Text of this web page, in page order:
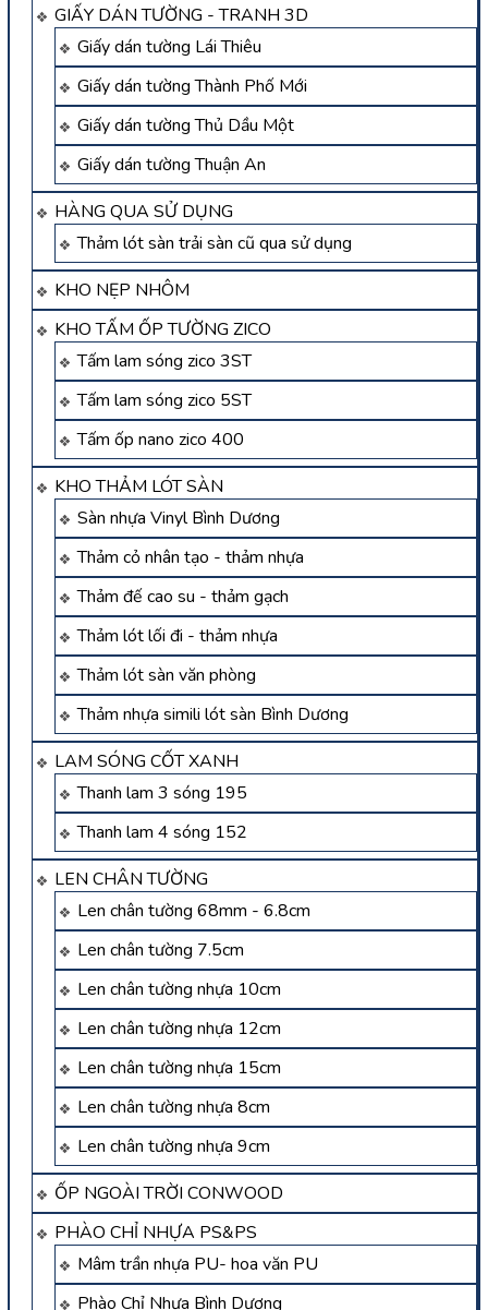
GIẤY DÁN TƯỜNG - TRANH 3D
Giấy dán tường Lái Thiêu
Giấy dán tường Thành Phố Mới
Giấy dán tường Thủ Dầu Một
Giấy dán tường Thuận An
HÀNG QUA SỬ DỤNG
Thảm lót sàn trải sàn cũ qua sử dụng
KHO NẸP NHÔM
KHO TẤM ỐP TƯỜNG ZICO
Tấm lam sóng zico 3ST
Tấm lam sóng zico 5ST
Tấm ốp nano zico 400
KHO THẢM LÓT SÀN
Sàn nhựa Vinyl Bình Dương
Thảm cỏ nhân tạo - thảm nhựa
Thảm đế cao su - thảm gạch
Thảm lót lối đi - thảm nhựa
Thảm lót sàn văn phòng
Thảm nhựa simili lót sàn Bình Dương
LAM SÓNG CỐT XANH
Thanh lam 3 sóng 195
Thanh lam 4 sóng 152
LEN CHÂN TƯỜNG
Len chân tường 68mm - 6.8cm
Len chân tường 7.5cm
Len chân tường nhựa 10cm
Len chân tường nhựa 12cm
Len chân tường nhựa 15cm
Len chân tường nhựa 8cm
Len chân tường nhựa 9cm
ỐP NGOÀI TRỜI CONWOOD
PHÀO CHỈ NHỰA PS&PS
Mâm trần nhựa PU- hoa văn PU
Phào Chỉ Nhựa Bình Dương